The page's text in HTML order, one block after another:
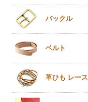
バックル
ベルト
革ひも レース